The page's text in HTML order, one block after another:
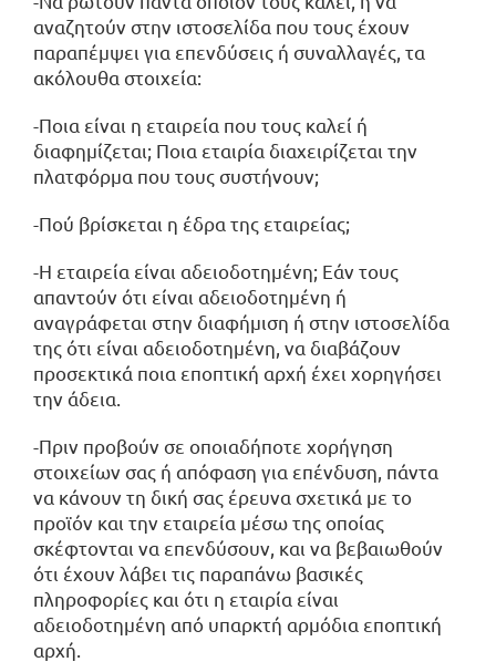
αναζητούν στην ιστοσελίδα που τους έχουν
παραπέμψει για επενδύσεις ή συναλλαγές, τα
ακόλουθα στοιχεία:
-Ποια είναι η εταιρεία που τους καλεί ή
διαφημίζεται; Ποια εταιρία διαχειρίζεται την
πλατφόρμα που τους συστήνουν;
-Πού βρίσκεται η έδρα της εταιρείας;
-Η εταιρεία είναι αδειοδοτημένη; Εάν τους
απαντούν ότι είναι αδειοδοτημένη ή
αναγράφεται στην διαφήμιση ή στην ιστοσελίδα
της ότι είναι αδειοδοτημένη, να διαβάζουν
προσεκτικά ποια εποπτική αρχή έχει χορηγήσει
την άδεια.
-Πριν προβούν σε οποιαδήποτε χορήγηση
στοιχείων σας ή απόφαση για επένδυση, πάντα
να κάνουν τη δική σας έρευνα σχετικά με το
προϊόν και την εταιρεία μέσω της οποίας
σκέφτονται να επενδύσουν, και να βεβαιωθούν
ότι έχουν λάβει τις παραπάνω βασικές
πληροφορίες και ότι η εταιρία είναι
αδειοδοτημένη από υπαρκτή αρμόδια εποπτική
αρχή.